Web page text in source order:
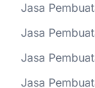
Jasa
Jasa
Jasa
Jasa